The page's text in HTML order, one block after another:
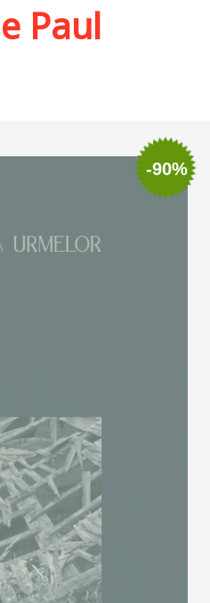
Paul
-90%